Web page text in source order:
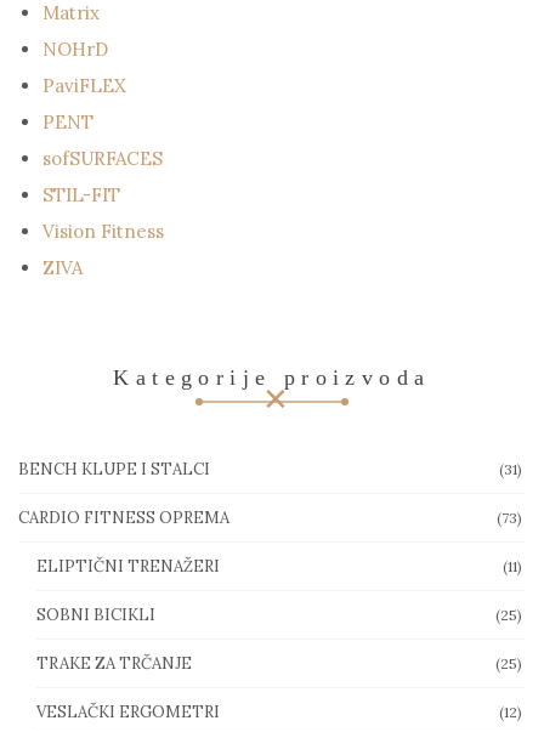
Matrix
NOHrD
PaviFLEX
PENT
sofSURFACES
STIL-FIT
Vision Fitness
ZIVA
Kategorije proizvoda
BENCH KLUPE I STALCI (31)
CARDIO FITNESS OPREMA (73)
ELIPTIČNI TRENAŽERI (11)
SOBNI BICIKLI (25)
TRAKE ZA TRČANJE (25)
VESLAČKI ERGOMETRI (12)